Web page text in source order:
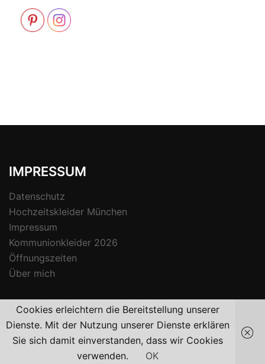
IMPRESSUM
Datenschutz
Hochzeitskleider München
Impressum
Kommunionkleider 2026
Öffnungszeiten
Über mich
© 2026 [ma:1]. Stolz präsentiert vonSydney
Cookies erleichtern die Bereitstellung unserer
Dienste. Mit der Nutzung unserer Dienste erklären
Sie sich damit einverstanden, dass wir Cookies
verwenden.
OK